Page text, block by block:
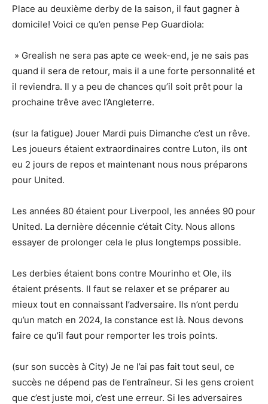
Place au deuxième derby de la saison, il faut gagner à
domicile! Voici ce qu’en pense Pep Guardiola:
» Grealish ne sera pas apte ce week-end, je ne sais pas
quand il sera de retour, mais il a une forte personnalité et
il reviendra. Il y a peu de chances qu’il soit prêt pour la
prochaine trêve avec l’Angleterre.
(sur la fatigue) Jouer Mardi puis Dimanche c’est un rêve.
Les joueurs étaient extraordinaires contre Luton, ils ont
eu 2 jours de repos et maintenant nous nous préparons
pour United.
Les années 80 étaient pour Liverpool, les années 90 pour
United. La dernière décennie c’était City. Nous allons
essayer de prolonger cela le plus longtemps possible.
Les derbies étaient bons contre Mourinho et Ole, ils
étaient présents. Il faut se relaxer et se préparer au
mieux tout en connaissant l’adversaire. Ils n’ont perdu
qu’un match en 2024, la constance est là. Nous devons
faire ce qu’il faut pour remporter les trois points.
(sur son succès à City) Je ne l’ai pas fait tout seul, ce
succès ne dépend pas de l’entraîneur. Si les gens croient
que c’est juste moi, c’est une erreur. Si les adversaires